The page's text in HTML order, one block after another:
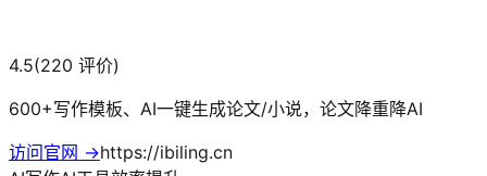
4.5(220 评价)
600+写作模板、AI一键生成论文/小说，论文降重降AI
访问官网 →https://ibiling.cn